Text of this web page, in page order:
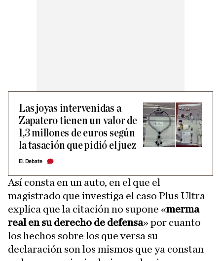
Las joyas intervenidas a
Zapatero tienen un valor de
1,3 millones de euros según
la tasación que pidió el juez
El Debate
Así consta en un auto, en el que el
magistrado que investiga el caso Plus Ultra
explica que la citación no supone «merma
real en su derecho de defensa» por cuanto
los hechos sobre los que versa su
declaración son los mismos que ya constan